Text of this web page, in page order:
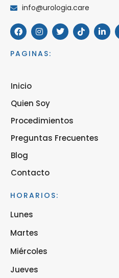
info@urologia.care
PAGINAS:
Inicio
Quien Soy
Procedimientos
Preguntas Frecuentes
Blog
Contacto
HORARIOS:
Lunes
Martes
Miércoles
Jueves